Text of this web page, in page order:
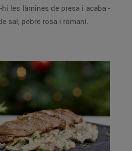
les làmines de presa i acaba -
de sal, pebre rosa i romaní.